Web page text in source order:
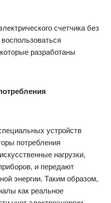
счетчика без
разработаны
устройств
потребления
нагрузки,
и передают
энергии. Таким образом,
как реальное